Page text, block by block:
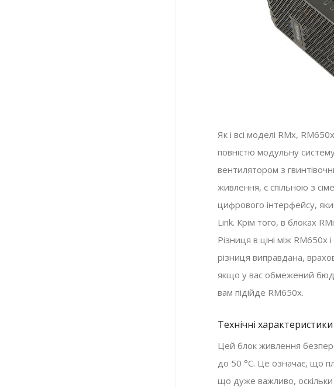
Як і всі моделі RMx,
повністю модульну
вентилятором з
живлення, є спільною з
цифрового інтерфейсу,
Link. Крім того, в блоках
Різниця в ціні між
різниця виправдана,
якщо у вас обмежений
вам підійде RM650x.
Технічні характеристики
Цей блок живлення
до 50 °C. Це означає, що
що дуже важливо,